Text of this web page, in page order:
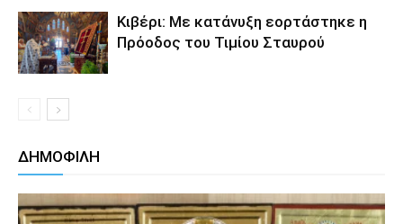
Κιβέρι: Με κατάνυξη εορτάστηκε η
Πρόοδος του Τιμίου Σταυρού
ΔΗΜΟΦΙΛΗ